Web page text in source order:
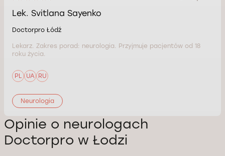
Lek. Svitlana Sayenko
Doctorpro Łódź
Lekarz. Zakres porad: neurologia. Przyjmuje pacjentów od 18
roku życia.
PL UA RU
Neurologia
Opinie o neurologach
Doctorpro w Łodzi